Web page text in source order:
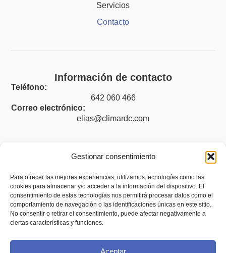
Gestionar consentimiento
Para ofrecer las mejores experiencias, utilizamos tecnologías como las
cookies para almacenar y/o acceder a la información del dispositivo. El
consentimiento de estas tecnologías nos permitirá procesar datos como el
comportamiento de navegación o las identificaciones únicas en este sitio.
No consentir o retirar el consentimiento, puede afectar negativamente a
ciertas características y funciones.
Aceptar
Servicios
Contacto
Información de contacto
Teléfono:
642 060 466
Correo electrónico:
elias@climardc.com
Aviso legal
Política de privacidad
Política de cookies (UE)